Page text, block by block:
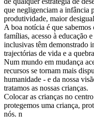
que negligenciam a infância
produtividade, maior
A boa notícia é que
famílias, acesso à educação
inclusivas têm demonstrado
trajectórias de vida e a
Num mundo em mudança
recursos se tornam mais
humanidade - e da nossa
tratamos as nossas crianças.
Colocar as crianças no
protegemos uma criança,
nós. n